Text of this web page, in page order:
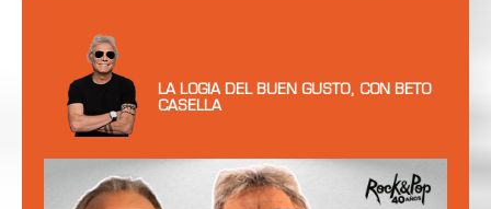
LA LOGIA DEL BUEN GUSTO, CON BETO
CASELLA